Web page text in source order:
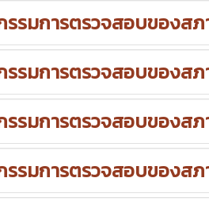
รมการตรวจสอบของส
รมการตรวจสอบของส
รมการตรวจสอบของส
รมการตรวจสอบของส